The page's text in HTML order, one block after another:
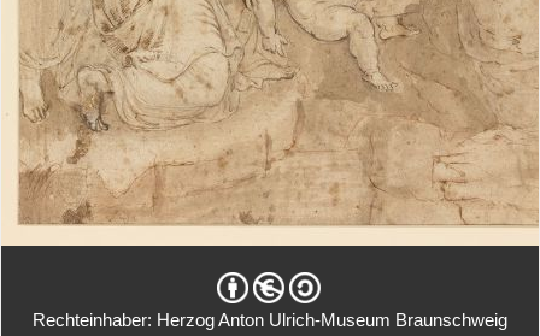
Rechteinhaber: Herzog Anton Ulrich-Museum Braunschweig